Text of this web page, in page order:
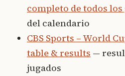
completo de todos
del calendario
CBS Sports – World
table & results —
jugados